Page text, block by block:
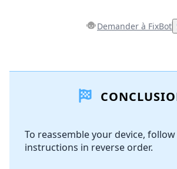
Demander à FixBot
Ajouter un commentaire
Annuler Publier
To reassemble your device,
instructions in reverse order.